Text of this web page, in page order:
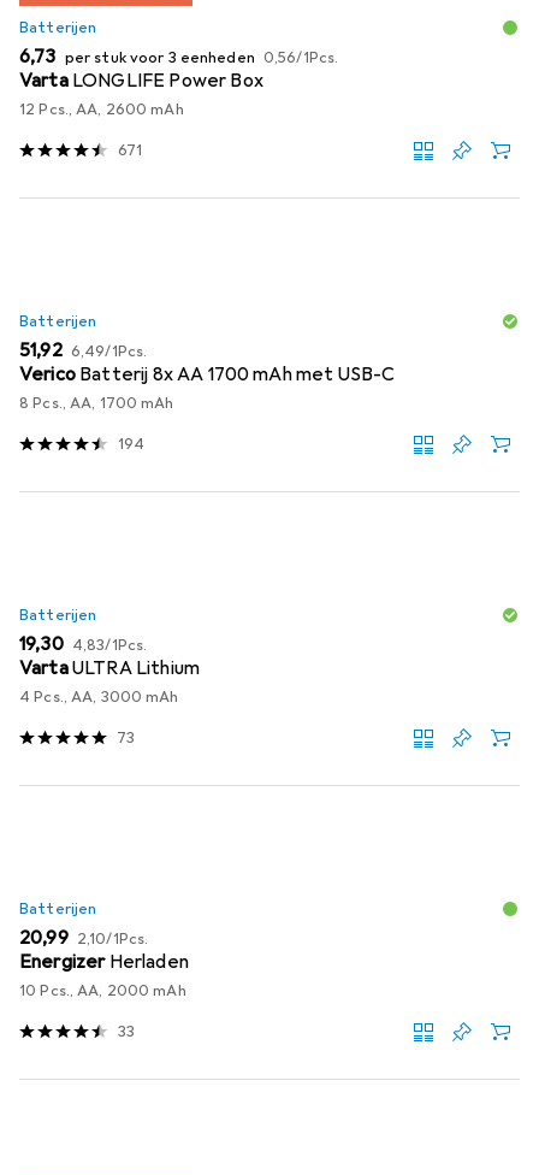
Batterijen
EUR
6,73 per stuk voor 3 eenheden EUR
0,56/1Pcs.
Varta LONGLIFE Power Box
12 Pcs., AA, 2600 mAh
671
Batterijen
EUR
51,92 EUR
6,49/1Pcs.
Verico Batterij 8x AA 1700 mAh met USB-C
8 Pcs., AA, 1700 mAh
194
Batterijen
EUR
19,30 EUR
4,83/1Pcs.
VartaULTRA Lithium
4 Pcs., AA, 3000 mAh
73
Batterijen
EUR
20,99 EUR
2,10/1Pcs.
Energizer Herladen
10 Pcs., AA, 2000 mAh
33